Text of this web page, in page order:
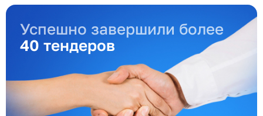
Успешно завершили более
40 тендеров